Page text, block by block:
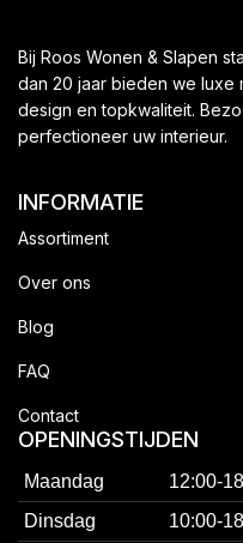
Bij Roos Wonen & Slapen
dan 20 jaar bieden we luxe
design en topkwaliteit.
perfectioneer uw interieur.
INFORMATIE
Assortiment
Over ons
Blog
FAQ
Contact
OPENINGSTIJDEN
Maandag
12:00-
Dinsdag
10:00-